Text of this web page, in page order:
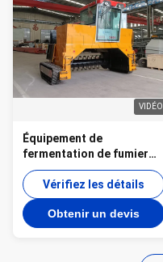
VIDÉO
Équipement de
fermentation de fumier
organique - Retourneur
de compost
Vérifiez les détails
Obtenir un devis